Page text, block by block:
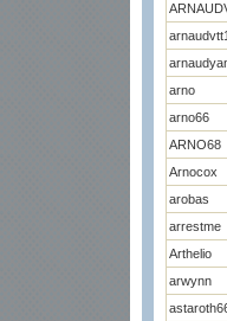
arno
arno66
ARNO68
Arnocox
arobas
arrestme
Arthelio
arwynn